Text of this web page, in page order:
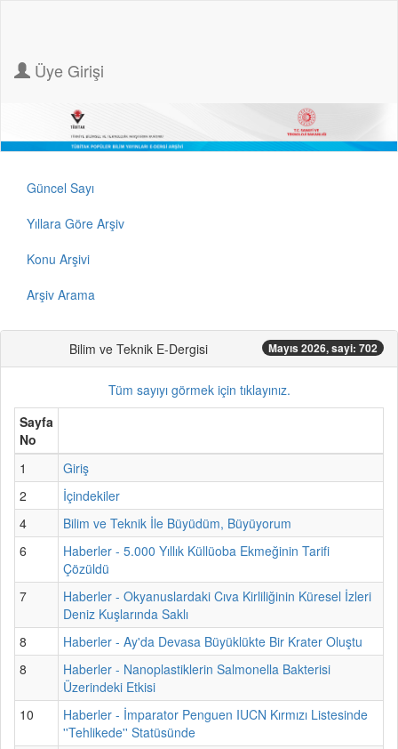
Üye Girişi
Güncel Sayı
Yıllara Göre Arşiv
Konu Arşivi
Arşiv Arama
Bilim ve Teknik E-Dergisi Mayıs 2026, sayi: 702
Tüm sayıyı görmek için tıklayınız.
Sayfa
No
1
Giriş
2
İçindekiler
4
Bilim ve Teknik İle Büyüdüm, Büyüyorum
6
Haberler - 5.000 Yıllık Küllüoba Ekmeğinin Tarifi
Çözüldü
7
Haberler - Okyanuslardaki Cıva Kirliliğinin Küresel İzleri
Deniz Kuşlarında Saklı
8
Haberler - Ay'da Devasa Büyüklükte Bir Krater Oluştu
8
Haberler - Nanoplastiklerin Salmonella Bakterisi
Üzerindeki Etkisi
10
Haberler - İmparator Penguen IUCN Kırmızı Listesinde
''Tehlikede'' Statüsünde